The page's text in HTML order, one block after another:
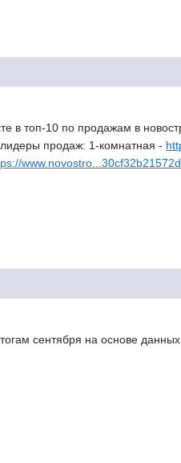
в топ-10 по продажам в
продаж: 1-комнатная -
сентября на основе